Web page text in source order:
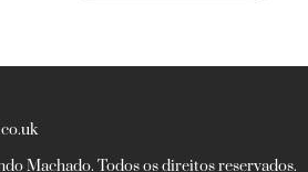
Machado. Todos os direitos reservados.